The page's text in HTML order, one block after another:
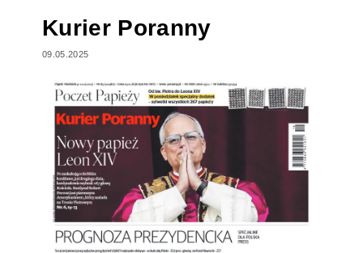
Kurier Poranny
09.05.2025